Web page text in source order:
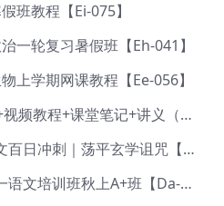
班教程【Ei-075】
一轮复习暑假班【Eh-041】
上学期网课教程【Ee-056】
2024柳宁初二语文a+视频教程+课堂笔记+讲义（暑假班+秋季班）【Da-003】
2025年叁月聚粮语文百日冲刺｜荡平玄学诅咒【Ea-001】
作业帮2025董俣初一语文培训班秋上A+班【Da-038】